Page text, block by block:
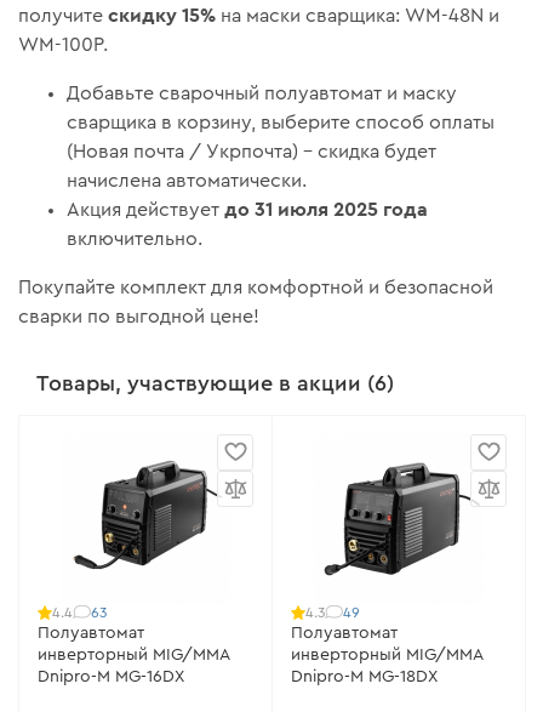
получитескидку 15% на маски сварщика: WM-48N и
WM-100P.
Добавьте сварочный полуавтомат и маску
сварщика в корзину, выберите способ оплаты
(Новая почта / Укрпочта) – скидка будет
начислена автоматически.
Акция действуетдо 31 июля 2025 года
включительно.
Покупайте комплект для комфортной и безопасной
сварки по выгодной цене!
Товары, участвующие в акции (6)
4.4 63
Полуавтомат
инверторный MIG/MMA
Dnipro-M MG-16DX
4.3 49
Полуавтомат
инверторный MIG/MMA
Dnipro-M MG-18DX